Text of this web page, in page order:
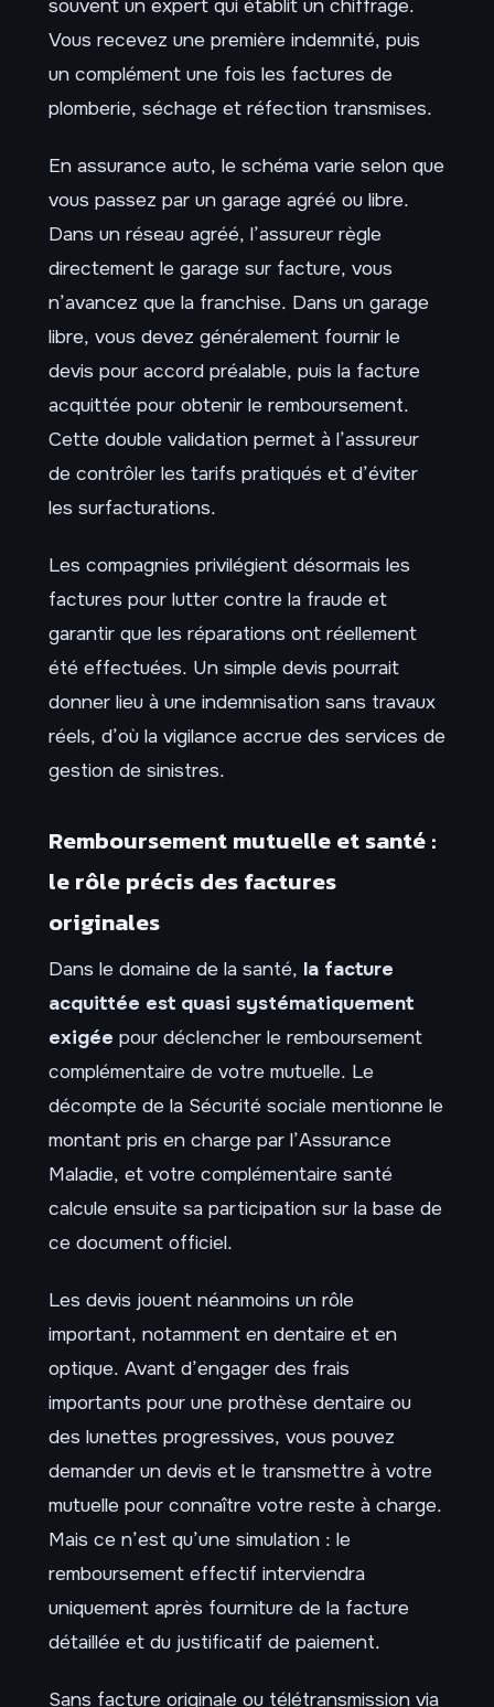
souvent un expert qui établit un chiffrage.
Vous recevez une première indemnité, puis
un complément une fois les factures de
plomberie, séchage et réfection transmises.
En assurance auto, le schéma varie selon que
vous passez par un garage agréé ou libre.
Dans un réseau agréé, l’assureur règle
directement le garage sur facture, vous
n’avancez que la franchise. Dans un garage
libre, vous devez généralement fournir le
devis pour accord préalable, puis la facture
acquittée pour obtenir le remboursement.
Cette double validation permet à l’assureur
de contrôler les tarifs pratiqués et d’éviter
les surfacturations.
Les compagnies privilégient désormais les
factures pour lutter contre la fraude et
garantir que les réparations ont réellement
été effectuées. Un simple devis pourrait
donner lieu à une indemnisation sans travaux
réels, d’où la vigilance accrue des services de
gestion de sinistres.
Remboursement mutuelle et santé :
le rôle précis des factures
originales
Dans le domaine de la santé, la facture
acquittée est quasi systématiquement
exigée pour déclencher le remboursement
complémentaire de votre mutuelle. Le
décompte de la Sécurité sociale mentionne le
montant pris en charge par l’Assurance
Maladie, et votre complémentaire santé
calcule ensuite sa participation sur la base de
ce document officiel.
Les devis jouent néanmoins un rôle
important, notamment en dentaire et en
optique. Avant d’engager des frais
importants pour une prothèse dentaire ou
des lunettes progressives, vous pouvez
demander un devis et le transmettre à votre
mutuelle pour connaître votre reste à charge.
Mais ce n’est qu’une simulation : le
remboursement effectif interviendra
uniquement après fourniture de la facture
détaillée et du justificatif de paiement.
Sans facture originale ou télétransmission via